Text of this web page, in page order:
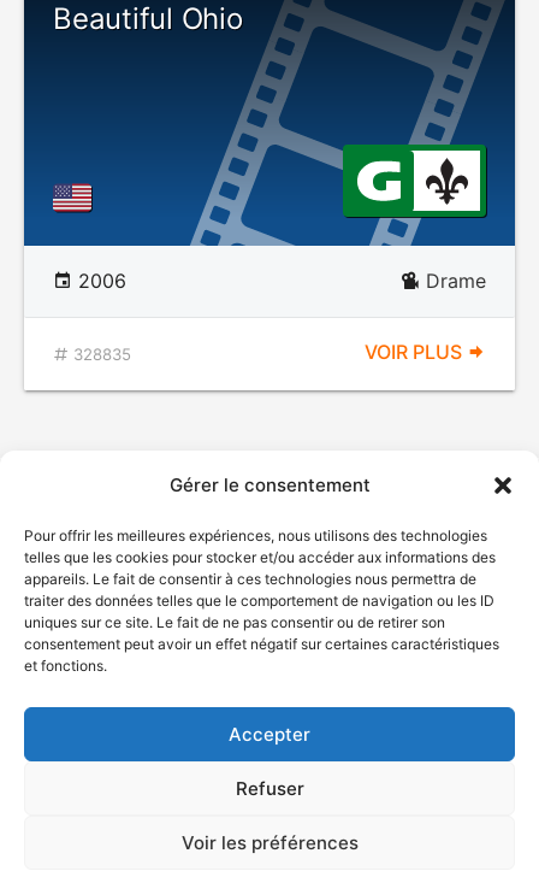
Gérer le consentement
Pour offrir les meilleures expériences, nous utilisons des technologies
telles que les cookies pour stocker et/ou accéder aux informations des
appareils. Le fait de consentir à ces technologies nous permettra de
traiter des données telles que le comportement de navigation ou les ID
uniques sur ce site. Le fait de ne pas consentir ou de retirer son
consentement peut avoir un effet négatif sur certaines caractéristiques
et fonctions.
Accepter
Refuser
Voir les préférences
Beautiful Ohio
2006 Drame
328835 VOIR PLUS
© Gouvernement du Québec, 2026
Plan du site
Accessibilité
Accès à l'information
Déclaration de services